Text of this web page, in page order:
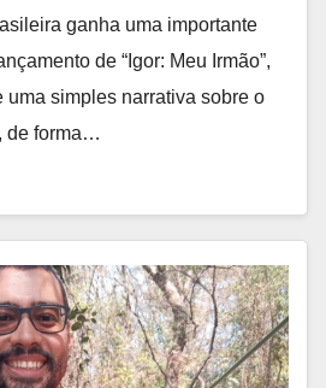
ganha uma importante
de “Igor: Meu Irmão”,
uma simples narrativa sobre o
de forma…